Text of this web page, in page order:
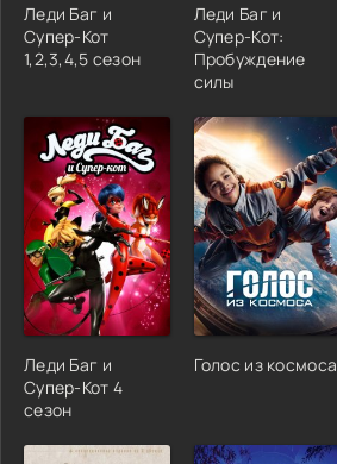
Леди Баг и
Супер-Кот
1,2,3,4,5 сезон
Леди Баг и
Супер-Кот:
Пробуждение
силы
Леди Баг и
Супер-Кот 4
сезон
Голос из космоса